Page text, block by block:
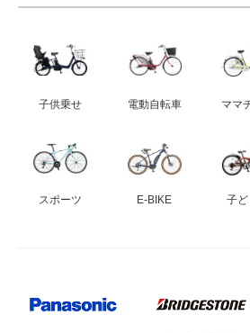
子供乗せ 電動自転車 ママ
スポーツ E-BIKE 子